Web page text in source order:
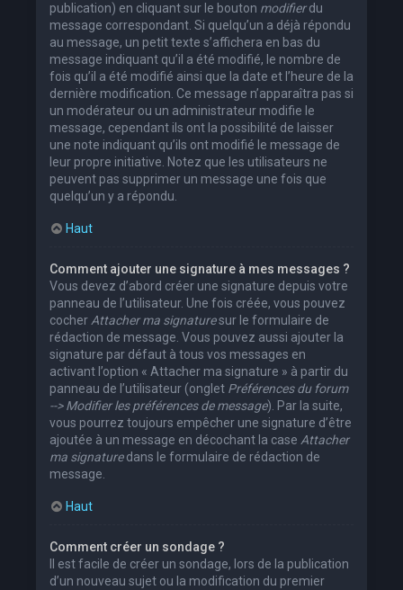
publication) en cliquant sur le bouton modifierdu
message correspondant. Si quelqu’un a déjà répondu
au message, un petit texte s’affichera en bas du
message indiquant qu’il a été modifié, le nombre de
fois qu’il a été modifié ainsi que la date et l’heure de la
dernière modification. Ce message n’apparaîtra pas si
un modérateur ou un administrateur modifie le
message, cependant ils ont la possibilité de laisser
une note indiquant qu’ils ont modifié le message de
leur propre initiative. Notez que les utilisateurs ne
peuvent pas supprimer un message une fois que
quelqu’un y a répondu.
Haut
Comment ajouter une signature à mes messages ?
Vous devez d’abord créer une signature depuis votre
panneau de l’utilisateur. Une fois créée, vous pouvez
cocher Attacher ma signaturesur le formulaire de
rédaction de message. Vous pouvez aussi ajouter la
signature par défaut à tous vos messages en
activant l’option « Attacher ma signature » à partir du
panneau de l’utilisateur (onglet Préférences du forum
--> Modifier les préférences de message). Par la suite,
vous pourrez toujours empêcher une signature d’être
ajoutée à un message en décochant la case Attacher
ma signaturedans le formulaire de rédaction de
message.
Haut
Comment créer un sondage ?
Il est facile de créer un sondage, lors de la publication
d’un nouveau sujet ou la modification du premier